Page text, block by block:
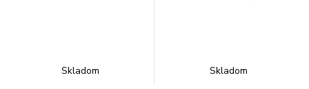
Skladom Skladom